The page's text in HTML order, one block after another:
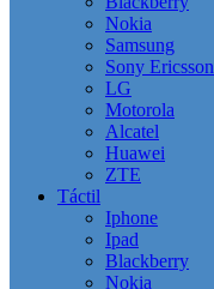
Nokia
Samsung
Sony Ericsson
LG
Motorola
Alcatel
Huawei
ZTE
Táctil
Iphone
Ipad
Blackberry
Nokia